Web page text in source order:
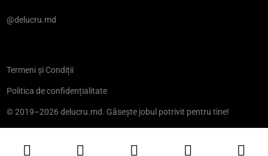
@delucru.md
© 2019–2026 delucru.md. Găsește jobul potrivit pentru tine!
Termeni și Condiții
Politica de confidențialitate